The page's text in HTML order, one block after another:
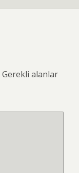
Gerekli alanlar